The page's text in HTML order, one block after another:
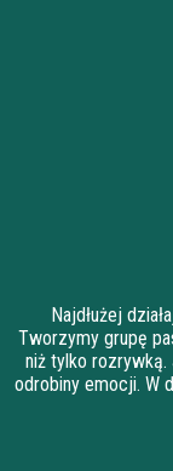
Najdłużej
Tworzymy grupę
niż tylko
odrobiny emocji. W